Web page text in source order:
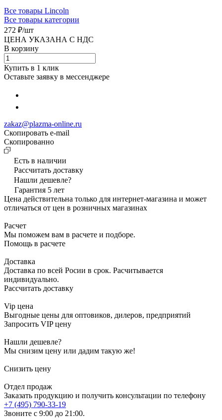
Все товары Lincoln
Все товары категории
272 ₽/шт
ЦЕНА УКАЗАНА С НДС
В корзину
Купить в 1 клик
Оставьте заявку в мессенджере
zakaz@plazma-online.ru
Скопировать e-mail
Cкопированно
Есть в наличии
Рассчитать доставку
Нашли дешевле?
Гарантия 5 лет
Цена действительна только для интернет-магазина и может
отличаться от цен в розничных магазинах
Расчет
Мы поможем вам в расчете и подборе.
Помощь в расчете
Доставка
Доставка по всей Росии в срок. Расчитывается
индивидуально.
Рассчитать доставку
Vip цена
Выгодные цены для оптовиков, дилеров, предприятий
Запросить VIP цену
Нашли дешевле?
Мы снизим цену или дадим такую же!
Снизить цену
Отдел продаж
Заказать продукцию и получить консультации по телефону
+7 (495) 790-33-19
Звоните с 9:00 до 21:00.